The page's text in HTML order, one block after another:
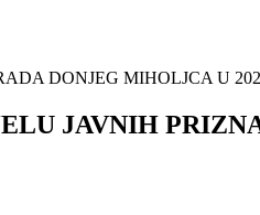
DONJEG MIHOLJCA U
JAVNIH